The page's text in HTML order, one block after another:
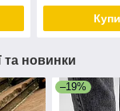
та новинки
–19%